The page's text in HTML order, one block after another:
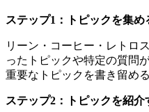
ステップ1：トピックを集め
リーン・コーヒー・レトロ
ったトピックや特定の質問
重要なトピックを書き留め
ステップ2：トピックを紹介